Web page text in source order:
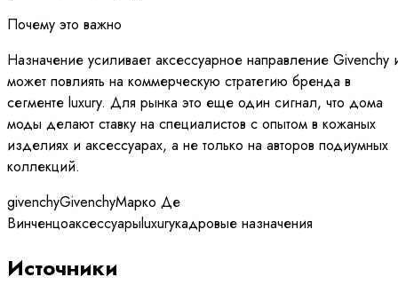
Почему это важно
Назначение усиливает аксессуарное направление Givenchy
может повлиять на коммерческую стратегию бренда в
сегменте luxury. Для рынка это еще один сигнал, что дома
моды делают ставку на специалистов с опытом в кожаных
изделиях и аксессуарах, а не только на авторов подиумных
коллекций.
givenchyGivenchyМарко Де
Винченцоаксессуарыluxuryкадровые назначения
Источники